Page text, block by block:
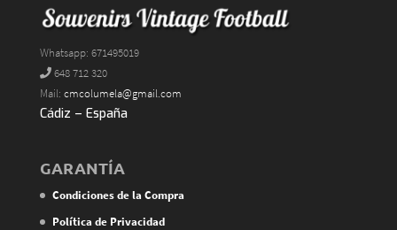
Whatsapp: 671495019
648 712 320
Mail: cmcolumela@gmail.com
Cádiz – España
GARANTÍA
Condiciones de la Compra
Política de Privacidad